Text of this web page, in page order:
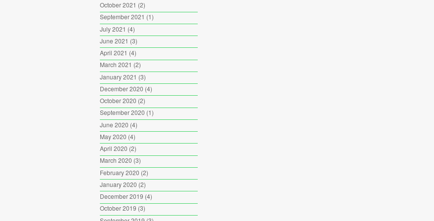
October 2021 (2)
September 2021 (1)
July 2021 (4)
June 2021 (3)
April 2021 (4)
March 2021 (2)
January 2021 (3)
December 2020 (4)
October 2020 (2)
September 2020 (1)
June 2020 (4)
May 2020 (4)
April 2020 (2)
March 2020 (3)
February 2020 (2)
January 2020 (2)
December 2019 (4)
October 2019 (3)